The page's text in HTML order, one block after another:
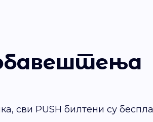
сви PUSH билтени су